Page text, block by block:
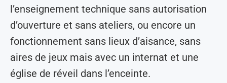
l’enseignement technique sans autorisation
d’ouverture et sans ateliers, ou encore un
fonctionnement sans lieux d’aisance, sans
aires de jeux mais avec un internat et une
église de réveil dans l’enceinte.